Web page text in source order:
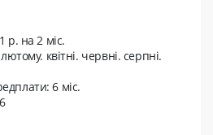
1 p. на 2 мiс.
лютому. квітні. червні. серпні.
6 міс.